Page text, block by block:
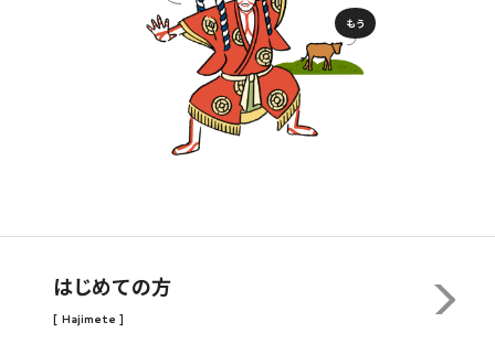
もう
はじめての方
[ Hajimete ]